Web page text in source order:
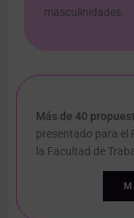
masculinidades.
Más de 40
presentado para el
la Facultad de